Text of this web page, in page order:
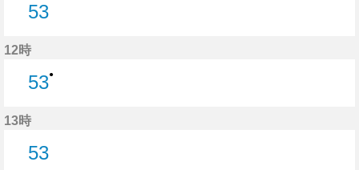
53
12時
53●
13時
53